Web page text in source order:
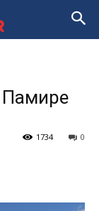
0
1734